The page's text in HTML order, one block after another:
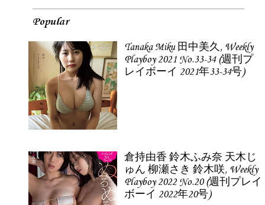
Popular
Tanaka Miku 田中美久, Weekly
Playboy 2021 No.33-34 (週刊プ
レイボーイ 2021年33-34号)
倉持由香 鈴木ふみ奈 天木じ
ゅん 柳瀬さき 鈴木咲, Weekly
Playboy 2022 No.20 (週刊プレイ
ボーイ 2022年20号)